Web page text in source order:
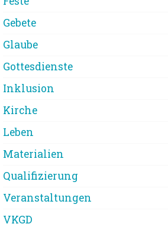
Gebete
Glaube
Gottesdienste
Inklusion
Kirche
Leben
Materialien
Qualifizierung
Veranstaltungen
VKGD